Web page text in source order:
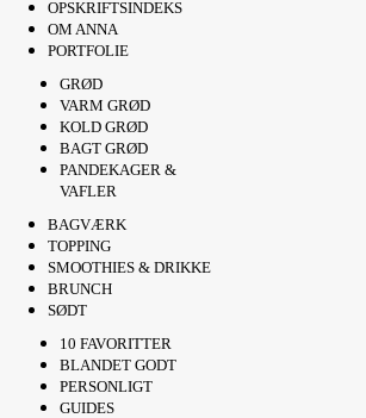
OPSKRIFTSINDEKS
OM ANNA
PORTFOLIE
GRØD
VARM GRØD
KOLD GRØD
BAGT GRØD
PANDEKAGER &
VAFLER
BAGVÆRK
TOPPING
SMOOTHIES & DRIKKE
BRUNCH
SØDT
10 FAVORITTER
BLANDET GODT
PERSONLIGT
GUIDES